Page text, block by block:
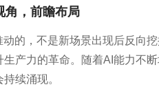
角，前瞻布局
的，不是新场景出现后反向挖
产力的革命。随着AI能力不断
续涌现。